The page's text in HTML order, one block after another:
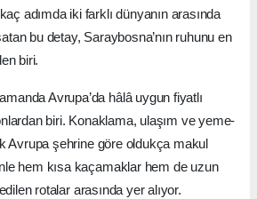
adımda iki farklı dünyanın arasında
bu detay, Saraybosna’nın ruhunu en
biri.
Avrupa’da hâlâ uygun fiyatlı
biri. Konaklama, ulaşım ve yeme-
Avrupa şehrine göre oldukça makul
hem kısa kaçamaklar hem de uzun
rotalar arasında yer alıyor.